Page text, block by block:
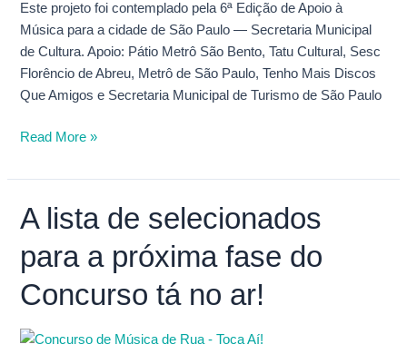
Este projeto foi contemplado pela 6ª Edição de Apoio à
Música para a cidade de São Paulo — Secretaria Municipal
de Cultura. Apoio: Pátio Metrô São Bento, Tatu Cultural, Sesc
Florêncio de Abreu, Metrô de São Paulo, Tenho Mais Discos
Que Amigos e Secretaria Municipal de Turismo de São Paulo
Read More »
A lista de selecionados
para a próxima fase do
Concurso tá no ar!
A
lista
de
selecionados
para
próxima